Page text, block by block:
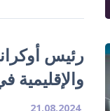
رئيس
والإقليمية
21.08.2024